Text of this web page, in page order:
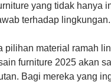
yang tidak hanya
terhadap lingkungan.
pilihan material ramah
furniture 2025 akan
Bagi mereka yang